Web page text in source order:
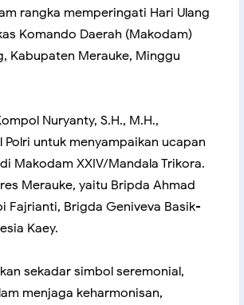
rangka memperingati Hari Ulang
Komando Daerah (Makodam)
Kabupaten Merauke, Minggu
Nuryanty, S.H., M.H.,
untuk menyampaikan ucapan
Makodam XXIV/Mandala Trikora.
Merauke, yaitu Bripda Ahmad
Fajrianti, Brigda Geniveva Basik-
Kaey.
sekadar simbol seremonial,
menjaga keharmonisan,